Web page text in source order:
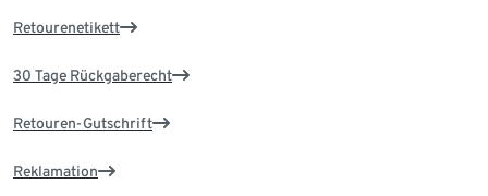
Retourenetikett
30 Tage Rückgaberecht
Retouren-Gutschrift
Reklamation